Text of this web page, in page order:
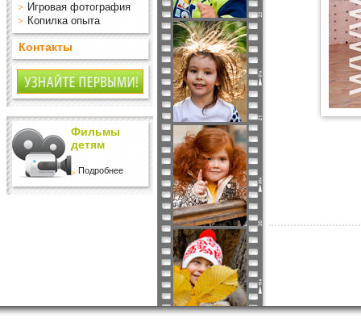
Игровая фотография
Копилка опыта
Контакты
Фильмы
детям
Подробнее